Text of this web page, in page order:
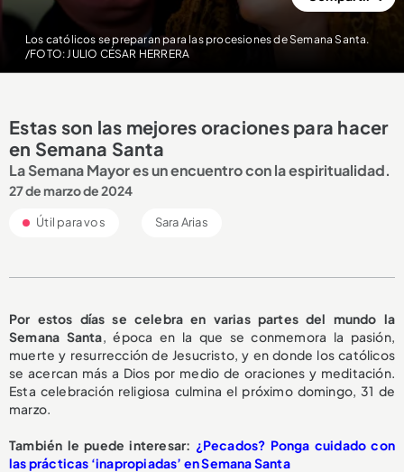
Los católicos se preparan para las procesiones de Semana Santa.
/FOTO: JULIO CÉSAR HERRERA
Estas son las mejores oraciones para hacer
en Semana Santa
La Semana Mayor es un encuentro con la espiritualidad.
27 de marzo de 2024
Útil para vos Sara Arias
Por estos días se celebra en varias partes del mundo la
Semana Santa, época en la que se conmemora la pasión,
muerte y resurrección de Jesucristo, y en donde los católicos
se acercan más a Dios por medio de oraciones y meditación.
Esta celebración religiosa culmina el próximo domingo, 31 de
marzo.
También le puede interesar: ¿Pecados? Ponga cuidado con
las prácticas ‘inapropiadas’ en Semana Santa